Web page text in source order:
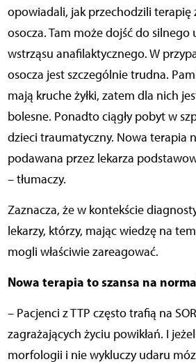
opowiadali, jak przechodzili terapię
osocza. Tam może dojść do silnego
wstrząsu anafilaktycznego. W
osocza jest szczególnie trudna.
mają kruche żyłki, zatem dla nich
bolesne. Ponadto ciągły pobyt w
dzieci traumatyczny. Nowa terapia
podawana przez lekarza
– tłumaczy.
Zaznacza, że w kontekście
lekarzy, którzy, mając wiedzę na
mogli właściwie zareagować.
Nowa terapia to szansa na
– Pacjenci z TTP często trafią na
zagrażających życiu powikłań. I
morfologii i nie wykluczy udaru